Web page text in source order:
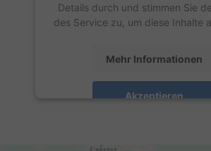
Details durch und stimmen Sie
des Service zu, um diese Inhalte
Mehr Informationen
Akzeptieren